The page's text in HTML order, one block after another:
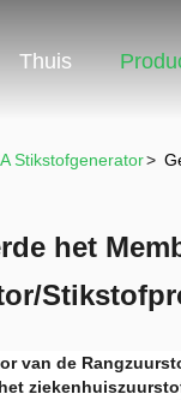
Thuis
Stikstofgenerator>
het
van de